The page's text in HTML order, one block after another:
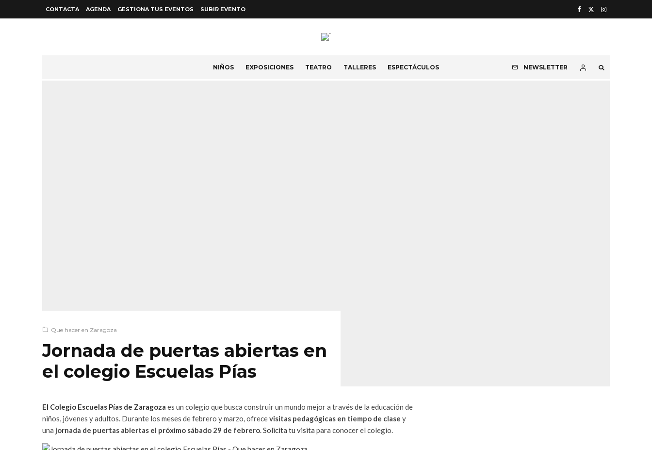
CONTACTA AGENDA GESTIONA TUS EVENTOS SUBIR EVENTO
NIÑOS EXPOSICIONES TEATRO TALLERES ESPECTÁCULOS NEWSLETTER
Que hacer en Zaragoza
Jornada de puertas abiertas en
el colegio Escuelas Pías
El Colegio Escuelas Pías de Zaragoza es un colegio que busca construir un mundo mejor a través de la educación de
niños, jóvenes y adultos. Durante los meses de febrero y marzo, ofrecevisitas pedagógicas en tiempo de clase y
una jornada de puertas abiertas el próximo sábado 29 de febrero.Solicita tu visita para conocer el colegio.